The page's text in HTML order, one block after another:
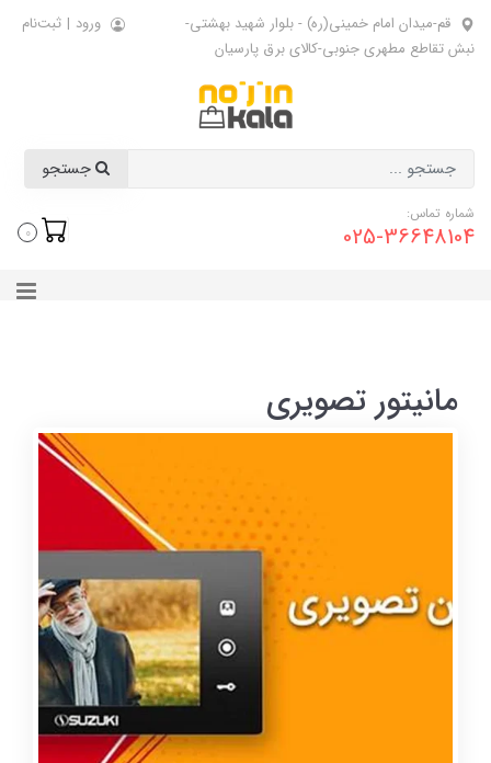
قم-میدان امام خمینی(ره) - بلوار شهید بهشتی-
نبش تقاطع مطهری جنوبی-کالای برق پارسیان
ورود | ثبت‌نام
شماره تماس:
025-36648104
0
مانیتور تصویری